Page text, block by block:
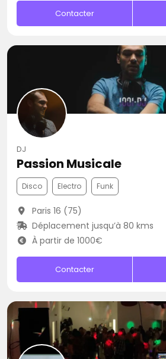
Contacter
DJ
Passion Musicale
Disco Electro Funk
Paris 16 (75)
Déplacement jusqu’à 80 kms
À partir de 1000€
Contacter